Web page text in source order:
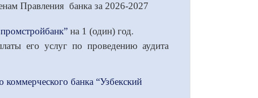
Правления банка за 2026-2027
на 1 (один) год.
его услуг по проведению аудита
банка “Узбекский